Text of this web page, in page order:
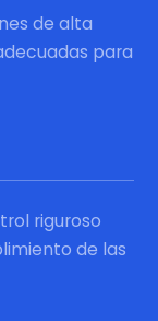
de alta
para
riguroso
de las